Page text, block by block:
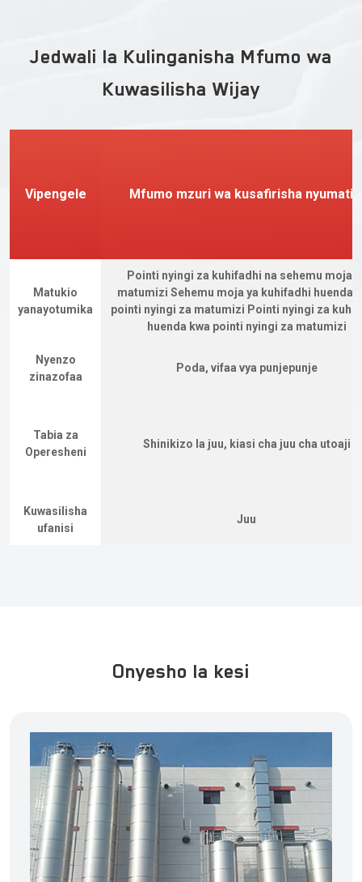
Jedwali la Kulinganisha Mfumo wa
Kuwasilisha Wijay
Vipengele Mfumo mzuri wa kusafirisha
Matukio
yanayotumika
Pointi nyingi za kuhifadhi na sehemu moja
matumizi Sehemu moja ya kuhifadhi huenda
pointi nyingi za matumizi Pointi nyingi za
huenda kwa pointi nyingi za matumizi
Nyenzo
zinazofaa
Poda, vifaa vya punjepunje
Tabia za
Operesheni
Shinikizo la juu, kiasi cha juu cha utoaji
Kuwasilisha
ufanisi
Juu
Onyesho la kesi